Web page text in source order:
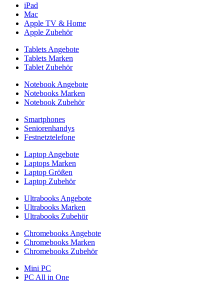
iPad
Mac
Apple TV & Home
Apple Zubehör
Tablets Angebote
Tablets Marken
Tablet Zubehör
Notebook Angebote
Notebooks Marken
Notebook Zubehör
Smartphones
Seniorenhandys
Festnetztelefone
Laptop Angebote
Laptops Marken
Laptop Größen
Laptop Zubehör
Ultrabooks Angebote
Ultrabooks Marken
Ultrabooks Zubehör
Chromebooks Angebote
Chromebooks Marken
Chromebooks Zubehör
Mini PC
PC All in One